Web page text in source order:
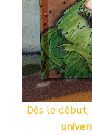
Dès le